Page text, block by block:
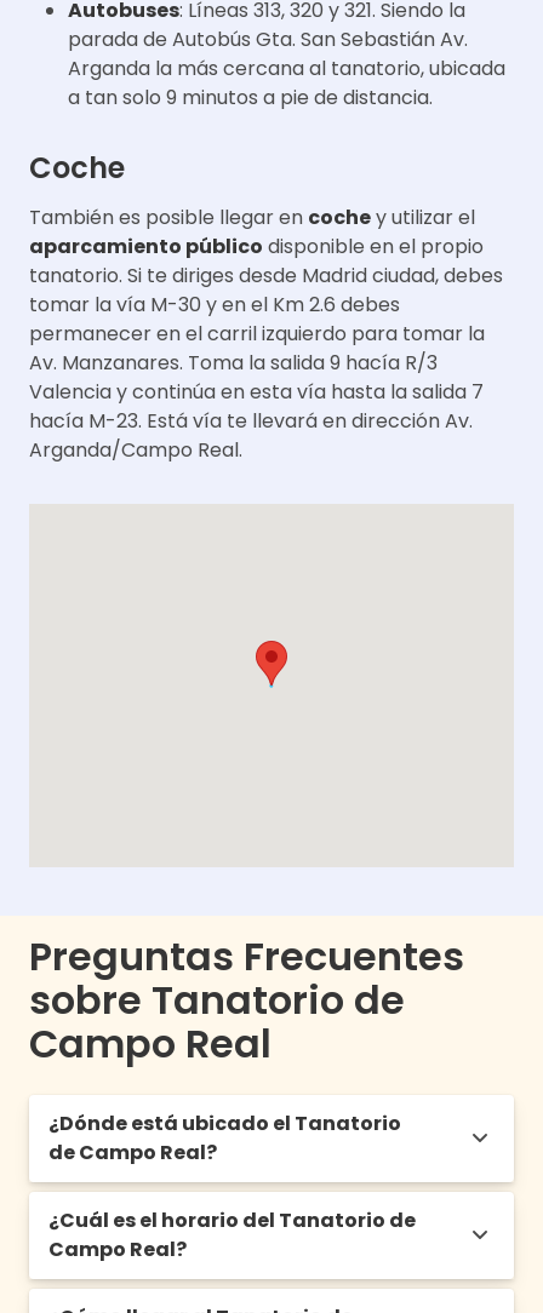
Autobuses: Líneas 313, 320 y 321. Siendo la
parada de Autobús Gta. San Sebastián Av.
Arganda la más cercana al tanatorio, ubicada
a tan solo 9 minutos a pie de distancia.
Coche
También es posible llegar en cochey utilizar el
aparcamiento público disponible en el propio
tanatorio. Si te diriges desde Madrid ciudad, debes
tomar la vía M-30 y en el Km 2.6 debes
permanecer en el carril izquierdo para tomar la
Av. Manzanares. Toma la salida 9 hacía R/3
Valencia y continúa en esta vía hasta la salida 7
hacía M-23. Está vía te llevará en dirección Av.
Arganda/Campo Real.
Preguntas Frecuentes
sobre Tanatorio de
Campo Real
¿Dónde está ubicado el Tanatorio
de Campo Real?
Av. de Alcalá de Henares, 55, 28510 Campo
Real, Madrid
¿Cuál es el horario del Tanatorio de
Campo Real?